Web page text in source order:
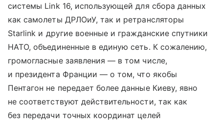
системы Link 16, использующей для сбора данных
как самолеты ДРЛОиУ, так и ретрансляторы
Starlink и другие военные и гражданские спутники
НАТО, объединенные в единую сеть. К сожалению,
громогласные заявления — в том числе,
и президента Франции — о том, что якобы
Пентагон не передает более данные Киеву, явно
не соответствуют действительности, так как
без передачи точных координат целей